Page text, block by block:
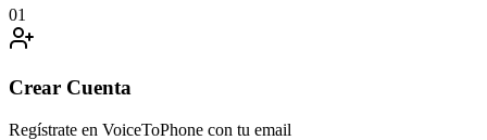
01
Crear Cuenta
Regístrate en VoiceToPhone con tu email